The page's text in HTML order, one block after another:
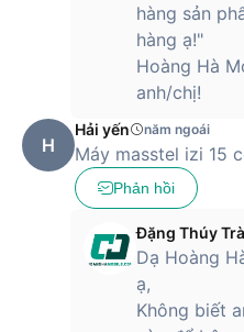
hàng sản
hàng ạ!"
Hoàng Hà
anh/chị!
H
Hải yến năm ngoái
Máy masstel izi 15
Phản hồi
Đặng Thúy Trà
Dạ Hoàng
ạ,
Không biết